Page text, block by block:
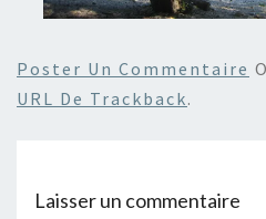
Poster Un Commentaire
URL De Trackback.
Laisser un commentaire